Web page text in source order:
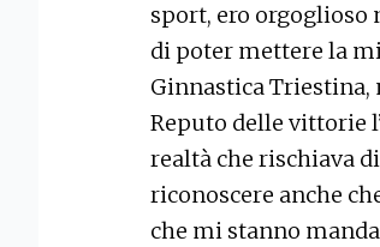
sport, ero orgoglioso
di poter mettere la
Ginnastica Triestina,
Reputo delle vittorie
realtà che rischiava
riconoscere anche
che mi stanno